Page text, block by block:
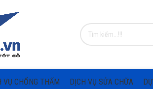
VỤ CHỐNG THẤM DỊCH VỤ SỬA CHỮA